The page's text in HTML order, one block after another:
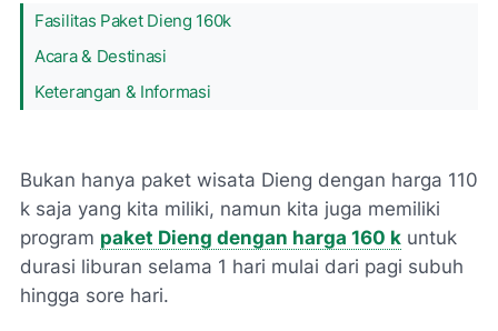
Fasilitas Paket Dieng 160k
Acara & Destinasi
Keterangan & Informasi
Bukan hanya paket wisata Dieng dengan harga 110
k saja yang kita miliki, namun kita juga memiliki
program paket Dieng dengan harga 160 k untuk
durasi liburan selama 1 hari mulai dari pagi subuh
hingga sore hari.